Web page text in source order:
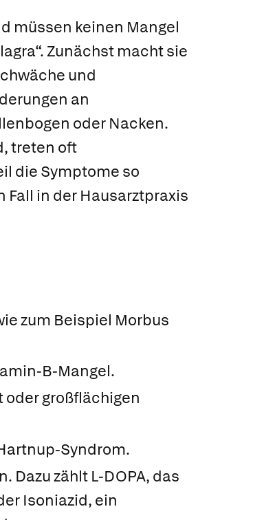
müssen keinen Mangel
Zunächst macht sie
und
an
oder Nacken.
treten oft
die Symptome so
in der Hausarztpraxis
zum Beispiel Morbus
B-Mangel.
großflächigen
Syndrom.
zählt L-DOPA, das
Isoniazid, ein